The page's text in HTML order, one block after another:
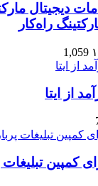
دیجیتال
راه‌کار
1,059
از ایتا
کمپین تبلیغات